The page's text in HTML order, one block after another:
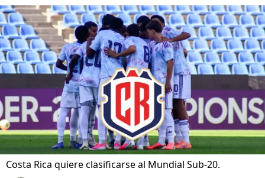
Costa Rica quiere clasificarse al Mundial Sub-20.